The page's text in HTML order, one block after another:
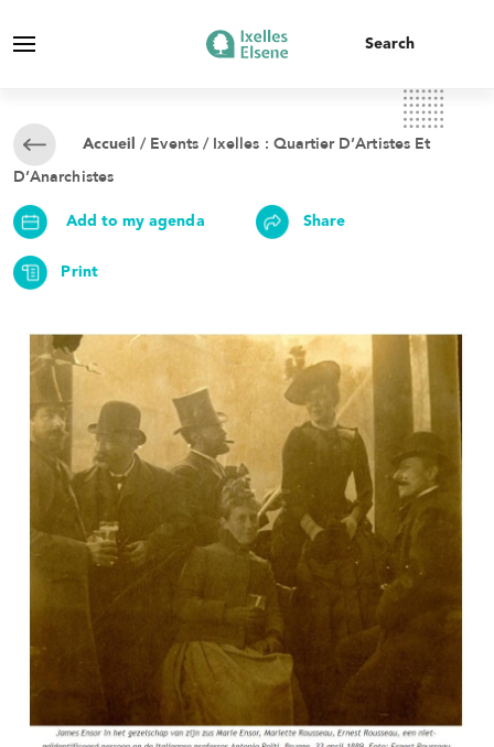
Accueil / Events/ Ixelles : Quartier D’Artistes Et
D’Anarchistes
Add to my agenda Share
Print